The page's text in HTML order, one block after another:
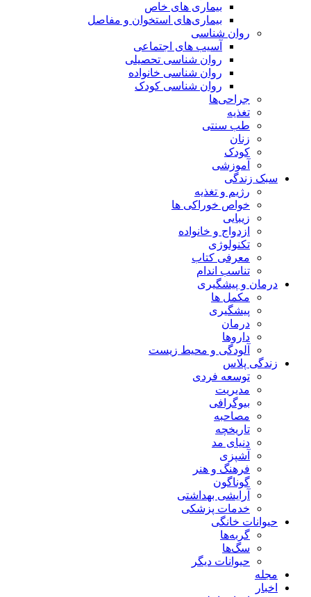
بیماری های خاص
بیماری‌های استخوان و مفاصل
روان شناسی
آسیب های اجتماعی
روان شناسی تحصیلی
روان شناسی خانواده
روان شناسی کودک
جراحی‌ها
تغذیه
طب سنتی
زنان
کودک
آموزشی
سبک زندگی
رژیم و تغذیه
خواص خوراکی ها
زیبایی
ازدواج و خانواده
تکنولوژی
معرفی کتاب
تناسب اندام
درمان و پیشگیری
مکمل ها
پیشگیری
درمان
داروها
آلودگی و محیط زیست
زندگی پلاس
توسعه فردی
مدیریت
بیوگرافی
مصاحبه
تاریخچه
دنیای مد
آشپزی
فرهنگ و هنر
گوناگون
آرایشی بهداشتی
خدمات پزشکی
حیوانات خانگی
گربه‌ها
سگ‌ها
حیوانات دیگر
مجله
اخبار